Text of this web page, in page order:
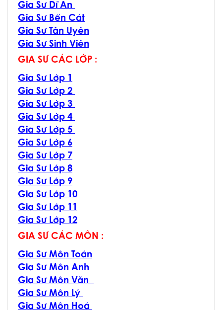
Gia Sư Dĩ An
Gia Sư Bến Cát
Gia Sư Tân Uyên
Gia Sư Sinh Viên
GIA SƯ CÁC LỚP :
Gia Sư Lớp 1
Gia Sư Lớp 2
Gia Sư Lớp 3
Gia Sư Lớp 4
Gia Sư Lớp 5
Gia Sư Lớp 6
Gia Sư Lớp 7
Gia Sư Lớp 8
Gia Sư Lớp 9
Gia Sư Lớp 10
Gia Sư Lớp 11
Gia Sư Lớp 12
GIA SƯ CÁC MÔN :
Gia Sư Môn Toán
Gia Sư Môn Anh
Gia Sư Môn Văn
Gia Sư Môn Lý
Gia Sư Môn Hoá